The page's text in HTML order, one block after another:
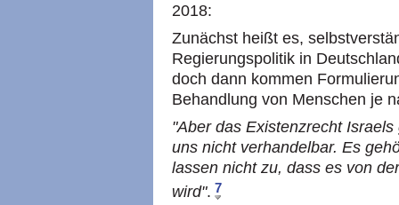
2018:
Zunächst heißt es,
Regierungspolitik in
doch dann kommen
Behandlung von Menschen je
"Aber das Existenzrecht
uns nicht verhandelbar. Es
lassen nicht zu, dass es von
wird". 7